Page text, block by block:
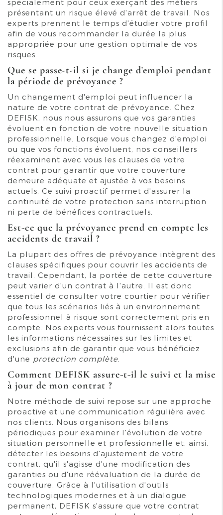
spécialement pour ceux exerçant des métiers
présentant un risque élevé d'arrêt de travail. Nos
experts prennent le temps d'étudier votre profil
afin de vous recommander la durée la plus
appropriée pour une gestion optimale de vos
risques.
Que se passe-t-il si je change d'emploi pendant
la période de prévoyance ?
Un changement d'emploi peut influencer la
nature de votre contrat de prévoyance. Chez
DEFISK, nous nous assurons que vos garanties
évoluent en fonction de votre nouvelle situation
professionnelle. Lorsque vous changez d'emploi
ou que vos fonctions évoluent, nos conseillers
réexaminent avec vous les clauses de votre
contrat pour garantir que votre couverture
demeure adéquate et ajustée à vos besoins
actuels. Ce suivi proactif permet d'assurer la
continuité de votre protection sans interruption
ni perte de bénéfices contractuels.
Est-ce que la prévoyance prend en compte les
accidents de travail ?
La plupart des offres de prévoyance intègrent des
clauses spécifiques pour couvrir les accidents de
travail. Cependant, la portée de cette couverture
peut varier d'un contrat à l'autre. Il est donc
essentiel de consulter votre courtier pour vérifier
que tous les scénarios liés à un environnement
professionnel à risque sont correctement pris en
compte. Nos experts vous fournissent alors toutes
les informations nécessaires sur les limites et
exclusions afin de garantir que vous bénéficiez
d'une protection complète
Comment DEFISK assure-t-il le suivi et la mise
à jour de mon contrat ?
Notre méthode de suivi repose sur une approche
proactive et une communication régulière avec
nos clients. Nous organisons des bilans
périodiques pour examiner l'évolution de votre
situation personnelle et professionnelle et, ainsi,
détecter les besoins d'ajustement de votre
contrat, qu'il s'agisse d'une modification des
garanties ou d'une réévaluation de la durée de
couverture. Grâce à l'utilisation d'outils
technologiques modernes et à un dialogue
permanent, DEFISK s'assure que votre contrat